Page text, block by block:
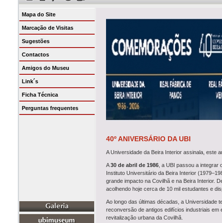
Mapa do Site
Marcação de Visitas
Sugestões
Contactos
Amigos do Museu
Link´s
Ficha Técnica
Perguntas frequentes
40º ANIVERSÁRIO DA UBI
A Universidade da Beira Interior assinala, este
A30 de abril de 1986, a UBI passou a integrar
Instituto Universitário da Beira Interior
grande impacto na Covilhã e na Beira Interior.
acolhendo hoje cerca de 10 mil estudantes e
Ao longo das últimas décadas, a Universidade
reconversão de antigos edifícios industriais em
revitalização urbana da Covilhã.